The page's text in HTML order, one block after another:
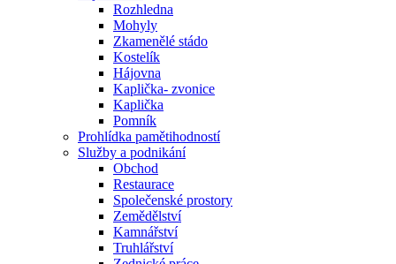
Rozhledna
Mohyly
Zkamenělé stádo
Kostelík
Hájovna
Kaplička- zvonice
Kaplička
Pomník
Prohlídka pamětihodností
Služby a podnikání
Obchod
Restaurace
Společenské prostory
Zemědělství
Kamnářství
Truhlářství